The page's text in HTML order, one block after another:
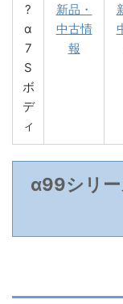
?
α
7
S
ボ
デ
ィ
新品・
中古情
報
α99シリ